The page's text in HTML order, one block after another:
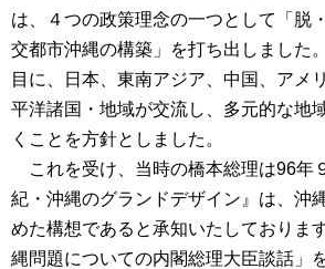
は、４つの政策理念の一つとして「脱
交都市沖縄の構築」を打ち出しました
目に、日本、東南アジア、中国、アメ
平洋諸国・地域が交流し、多元的な地
くことを方針としました。
これを受け、当時の橋本総理は96年
紀・沖縄のグランドデザイン』は、沖
めた構想であると承知いたしておりま
縄問題についての内閣総理大臣談話」